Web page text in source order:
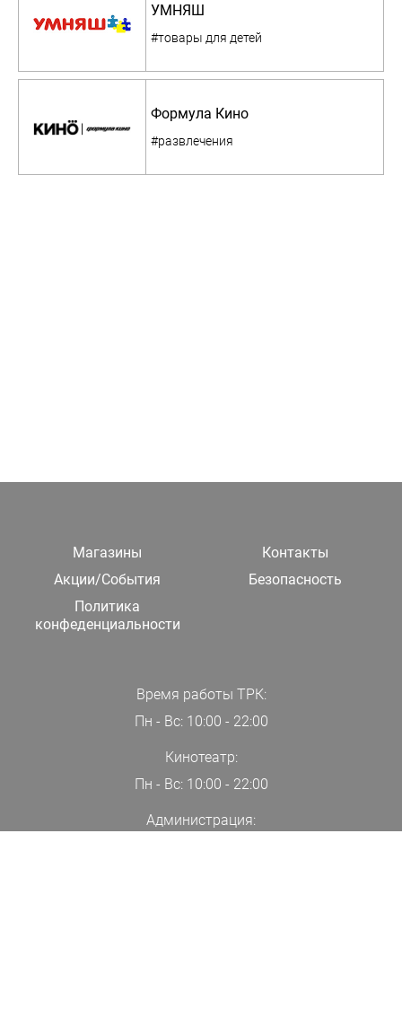
УМНЯШ
#товары для детей
Формула Кино
#развлечения
Магазины
Контакты
Акции/События
Безопасность
Политика
конфеденциальности
Время работы ТРК:
Пн - Вс: 10:00 - 22:00
Кинотеатр:
Пн - Вс: 10:00 - 22:00
Администрация: